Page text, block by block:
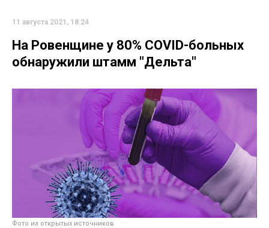
11 августа 2021, 18:24
На Ровенщине у 80% COVID-больных
обнаружили штамм "Дельта"
Фото из открытых источников